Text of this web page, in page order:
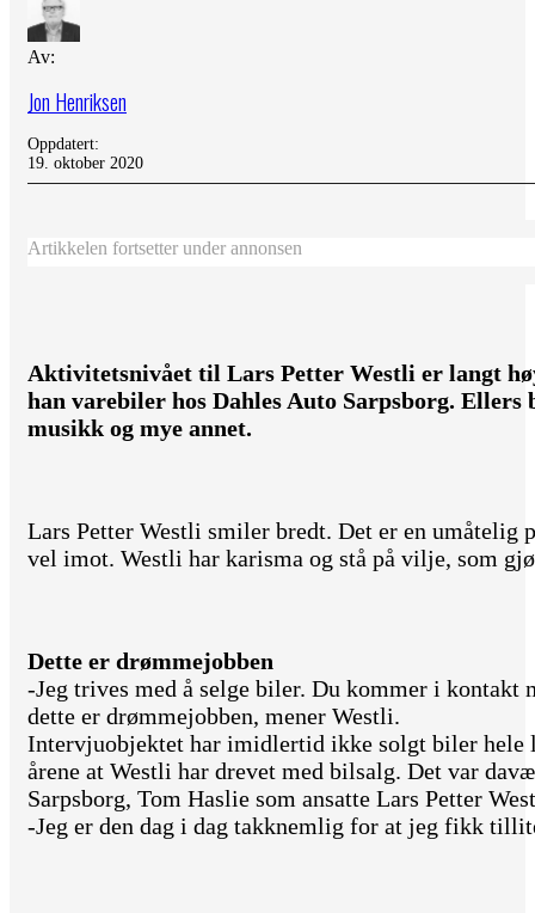
Av:
Jon Henriksen
Oppdatert:
19. oktober 2020
Artikkelen fortsetter under annonsen
Aktivitetsnivået til Lars Petter Westli er langt
han varebiler hos Dahles Auto Sarpsborg.
musikk og mye annet.
Lars Petter Westli smiler bredt. Det er en umåtelig
vel imot. Westli har karisma og stå på vilje, som
Dette er drømmejobben
-Jeg trives med å selge biler. Du kommer i kontakt
dette er drømmejobben, mener Westli.
Intervjuobjektet har imidlertid ikke solgt biler hele
årene at Westli har drevet med bilsalg. Det var
Sarpsborg, Tom Haslie som ansatte Lars Petter
-Jeg er den dag i dag takknemlig for at jeg fikk